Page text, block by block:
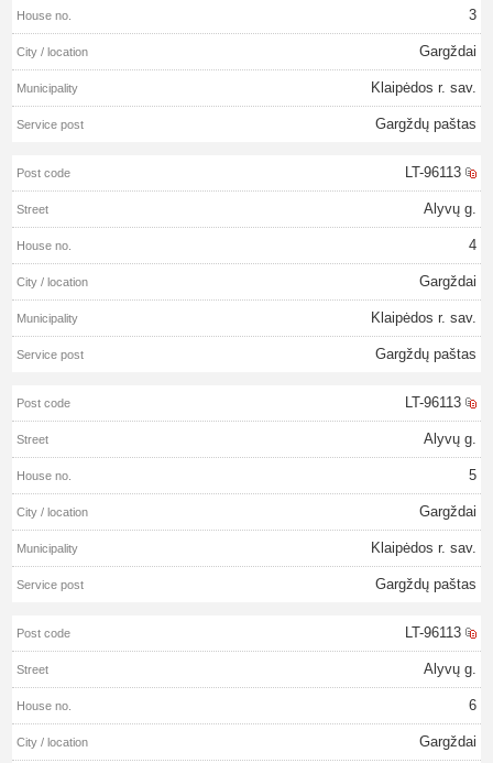
3
Gargždai
Klaipėdos r. sav.
Gargždų paštas
LT-96113
Alyvų g.
4
Gargždai
Klaipėdos r. sav.
Gargždų paštas
LT-96113
Alyvų g.
5
Gargždai
Klaipėdos r. sav.
Gargždų paštas
LT-96113
Alyvų g.
6
Gargždai